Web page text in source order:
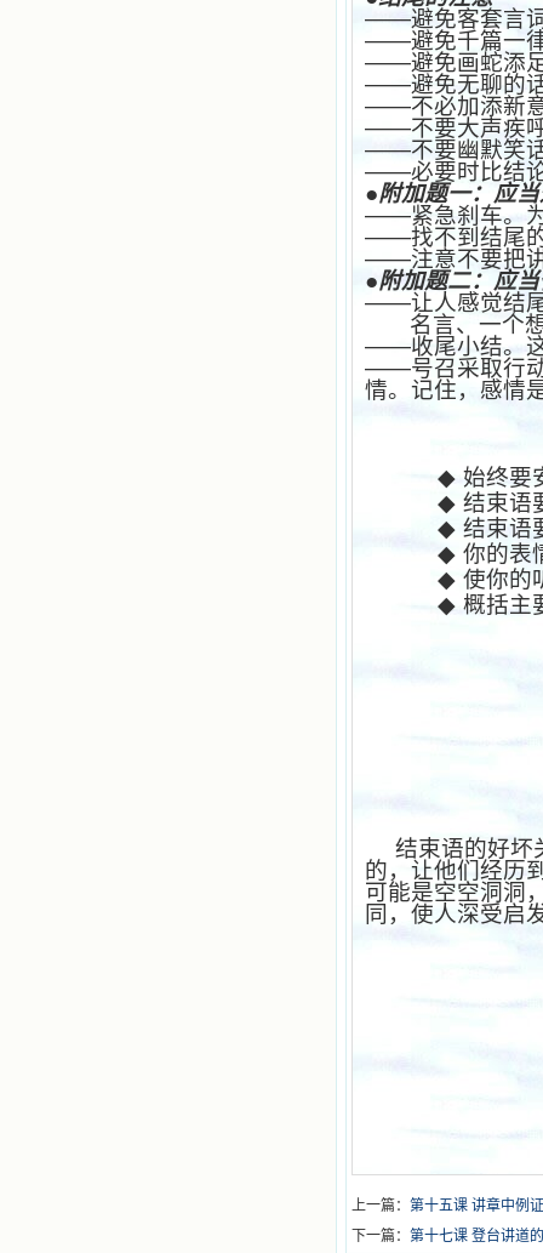
——避免客套言词
——避免千篇一律
——避免画蛇添足
——避免无聊的话
——不必加添新意
——不要大声疾
——不要幽默笑话
——必要时比结
●附加题一：应
——紧急刹车。为
——找不到结尾
——注意不要把
●附加题二：应
——让人感觉结尾
名言、一个
——收尾小结。
——号召采取行动
情。记住，感情
◆ 始终要
◆ 结束语
◆ 结束语
◆ 你的表
◆ 使你的
◆ 概括主
结束语的好坏
的，让他们经历
可能是空空洞洞
同，使人深受启
上一篇： 第十五课 讲章中例证
下一篇： 第十七课 登台讲道